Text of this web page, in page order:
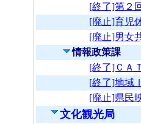
[終了]第２
[廃止]育児
[廃止]男女
情報政策課
[終了]ＣＡ
[終了]地域
[廃止]県民
文化観光局